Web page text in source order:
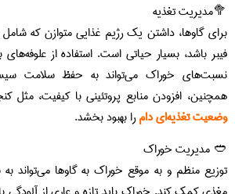
🥦مدیریت تغذیه
برای گاوها، داشتن یک رژیم غذایی متوازن که شامل
فیبر باشد، بسیار حیاتی است. استفاده از
نسبت‌های خوراک می‌تواند به حفظ سلامت
همچنین، افزودن منابع پروتئینی با کیفیت، مثل
وضعیت تغذیه‌ای دامرا بهبود بخشد.
🥙 مدیریت خوراک
توزیع منظم و به موقع خوراک به گاوها می‌تواند